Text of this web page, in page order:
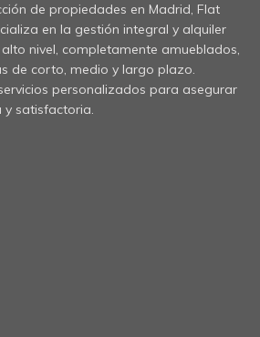
de propiedades en Madrid, Flat
en la gestión integral y alquiler
nivel, completamente amueblados,
de corto, medio y largo plazo.
personalizados para asegurar
y satisfactoria.